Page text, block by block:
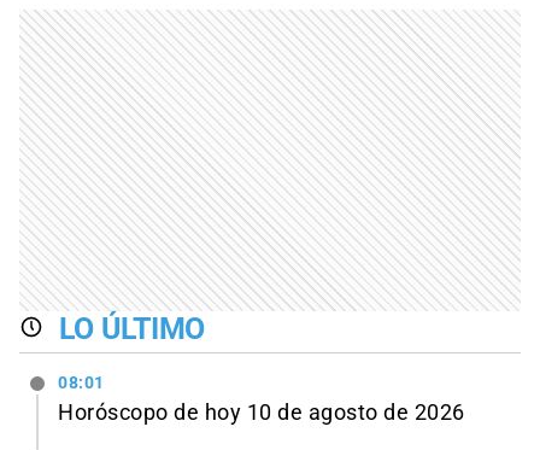
LO ÚLTIMO
08:01
Horóscopo de hoy 10 de agosto de 2026